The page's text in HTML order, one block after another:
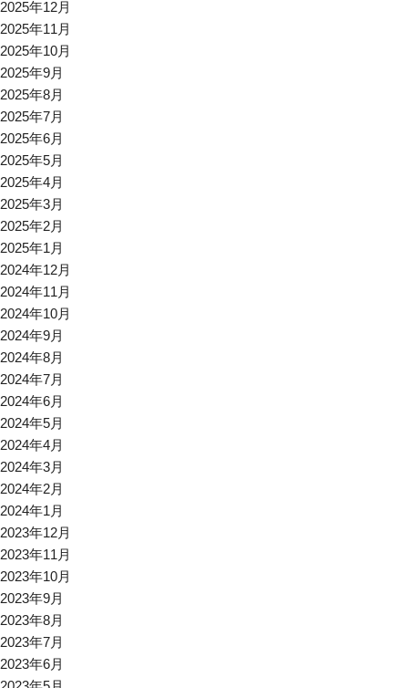
2025年12月
2025年11月
2025年10月
2025年9月
2025年8月
2025年7月
2025年6月
2025年5月
2025年4月
2025年3月
2025年2月
2025年1月
2024年12月
2024年11月
2024年10月
2024年9月
2024年8月
2024年7月
2024年6月
2024年5月
2024年4月
2024年3月
2024年2月
2024年1月
2023年12月
2023年11月
2023年10月
2023年9月
2023年8月
2023年7月
2023年6月